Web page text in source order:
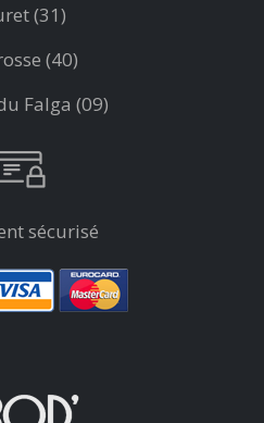
(31)
(40)
Falga (09)
sécurisé